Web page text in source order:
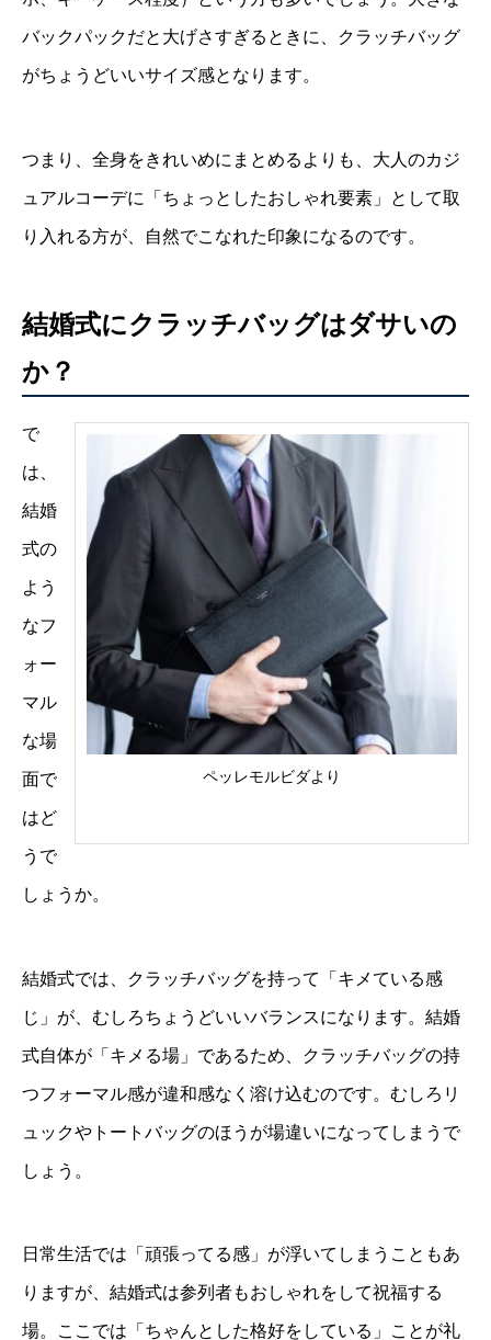
バックパックだと大げさすぎるときに、クラッチバッグ
がちょうどいいサイズ感となります。
つまり、全身をきれいめにまとめるよりも、大人のカジ
ュアルコーデに「ちょっとしたおしゃれ要素」として取
り入れる方が、自然でこなれた印象になるのです。
結婚式にクラッチバッグはダサいの
か？
ペッレモルビダより
で
は、
結婚
式の
よう
なフ
ォー
マル
な場
面で
はど
うで
しょうか。
結婚式では、クラッチバッグを持って「キメている感
じ」が、むしろちょうどいいバランスになります。結婚
式自体が「キメる場」であるため、クラッチバッグの持
つフォーマル感が違和感なく溶け込むのです。むしろリ
ュックやトートバッグのほうが場違いになってしまうで
しょう。
日常生活では「頑張ってる感」が浮いてしまうこともあ
りますが、結婚式は参列者もおしゃれをして祝福する
場。ここでは「ちゃんとした格好をしている」ことが礼